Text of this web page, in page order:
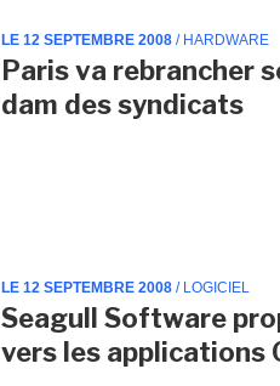
LE 12 SEPTEMBRE 2008 / HARDWARE
Paris va rebrancher
dam des syndicats
LE 12 SEPTEMBRE 2008 / LOGICIEL
Seagull Software
vers les applications